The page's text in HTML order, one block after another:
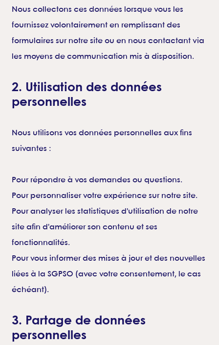
Nous collectons ces données lorsque vous les
fournissez volontairement en remplissant des
formulaires sur notre site ou en nous contactant via
les moyens de communication mis à disposition.
2. Utilisation des données
personnelles
Nous utilisons vos données personnelles aux fins
suivantes :
Pour répondre à vos demandes ou questions.
Pour personnaliser votre expérience sur notre site.
Pour analyser les statistiques d'utilisation de notre
site afin d'améliorer son contenu et ses
fonctionnalités.
Pour vous informer des mises à jour et des nouvelles
liées à la SGPSO (avec votre consentement, le cas
échéant).
3. Partage de données
personnelles